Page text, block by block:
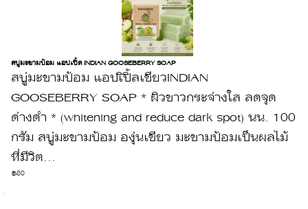
สบู่มะขามป้อม แอปเปิ้ล INDIAN GOOSEBERRY SOAP
สบู่มะขามป้อม แอปเิปิ้ลเขียวINDIAN
GOOSEBERRY SOAP * ผิวขาวกระจ่างใส ลดจุด
ด่างดำ * (whitening and reduce dark spot) นน. 100
กรัม สบู่มะขามป้อม องุ่นเขียว มะขามป้อมเป็นผลไม้
ที่มีวิต...
฿80